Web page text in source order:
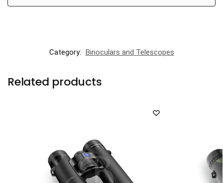
Category: Binoculars and Telescopes
Related products